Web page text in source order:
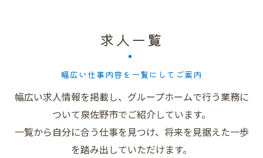
幅広い仕事内容を一覧にしてご案内
求人一覧
幅広い求人情報を掲載し、グループホームで行う業務に
ついて泉佐野市でご紹介しています。
一覧から自分に合う仕事を見つけ、将来を見据えた一歩
を踏み出していただけます。